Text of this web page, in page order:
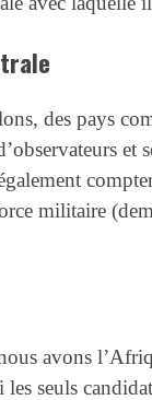
des pays
et
militaire
avons
seuls